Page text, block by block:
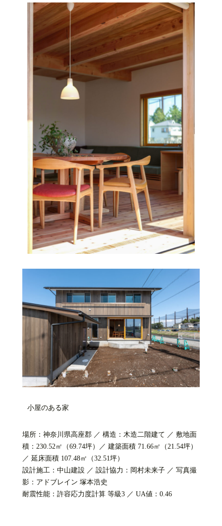
小屋のある家
場所：神奈川県高座郡 ／ 構造：木造二階建て ／ 敷地面
積：230.52㎡（69.74坪）／ 建築面積 71.66㎡（21.54坪）
／ 延床面積 107.48㎡（32.51坪）
設計施工：中山建設 ／ 設計協力：岡村未来子 ／ 写真撮
影：アドブレイン 塚本浩史
耐震性能：許容応力度計算 等級3 ／ UA値：0.46